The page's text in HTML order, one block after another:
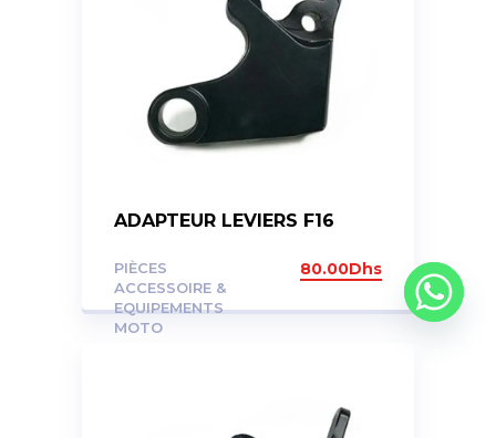
ADAPTEUR LEVIERS F16
PIÈCES
ACCESSOIRE &
EQUIPEMENTS
MOTO
80.00Dhs